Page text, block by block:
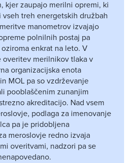
kjer zaupajo merilni opremi, ki
vseh treh energetskih družbah
manometrov izvajajo
polnilnih postaj pa
enkrat na leto. V
overitev merilnikov tlaka v
organizacijska enota
MOL pa so vzdrževanje
pooblaščenim zunanjim
akreditacijo. Nad vsem
podlaga za imenovanje
pa je pridobljena
meroslovje redno izvaja
overitvami, nadzori pa se